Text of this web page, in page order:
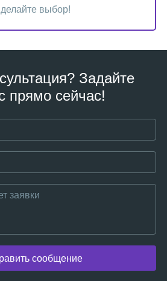
выбор!
Задайте
прямо сейчас!
сообщение